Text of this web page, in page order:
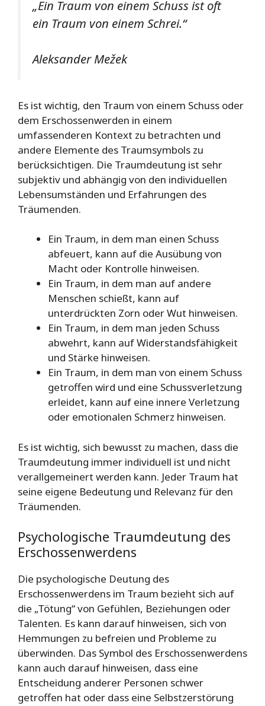
„Ein Traum von einem Schuss ist oft
ein Traum von einem Schrei.“
Aleksander Mežek
Es ist wichtig, den Traum von einem Schuss oder
dem Erschossenwerden in einem
umfassenderen Kontext zu betrachten und
andere Elemente des Traumsymbols zu
berücksichtigen. Die Traumdeutung ist sehr
subjektiv und abhängig von den individuellen
Lebensumständen und Erfahrungen des
Träumenden.
Ein Traum, in dem man einen Schuss
abfeuert, kann auf die Ausübung von
Macht oder Kontrolle hinweisen.
Ein Traum, in dem man auf andere
Menschen schießt, kann auf
unterdrückten Zorn oder Wut hinweisen.
Ein Traum, in dem man jeden Schuss
abwehrt, kann auf Widerstandsfähigkeit
und Stärke hinweisen.
Ein Traum, in dem man von einem Schuss
getroffen wird und eine Schussverletzung
erleidet, kann auf eine innere Verletzung
oder emotionalen Schmerz hinweisen.
Es ist wichtig, sich bewusst zu machen, dass die
Traumdeutung immer individuell ist und nicht
verallgemeinert werden kann. Jeder Traum hat
seine eigene Bedeutung und Relevanz für den
Träumenden.
Psychologische Traumdeutung des
Erschossenwerdens
Die psychologische Deutung des
Erschossenwerdens im Traum bezieht sich auf
die „Tötung“ von Gefühlen, Beziehungen oder
Talenten. Es kann darauf hinweisen, sich von
Hemmungen zu befreien und Probleme zu
überwinden. Das Symbol des Erschossenwerdens
kann auch darauf hinweisen, dass eine
Entscheidung anderer Personen schwer
getroffen hat oder dass eine Selbstzerstörung